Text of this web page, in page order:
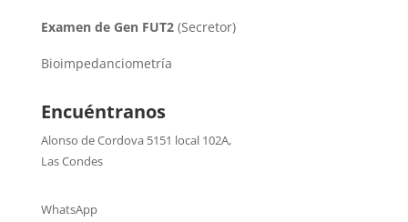
Examen de Gen FUT2(Secretor)
Bioimpedanciometría
Encuéntranos
Alonso de Cordova 5151 local 102A,
Las Condes
WhatsApp